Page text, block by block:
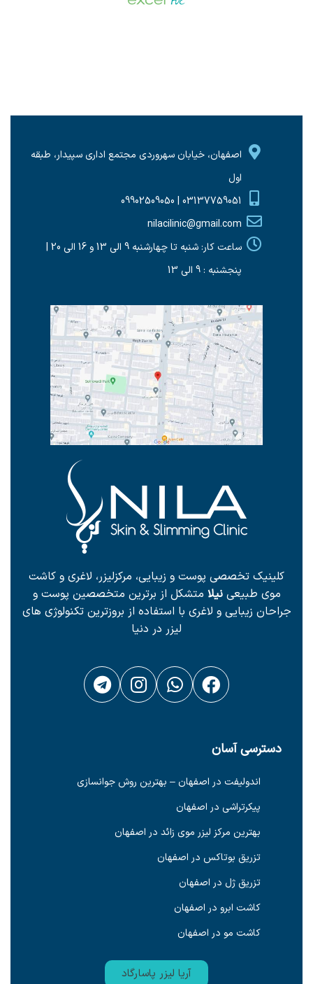
اصفهان، خیابان سهروردی مجتمع اداری سپیدار، طبقه
اول
03137759051 | 09902509050
nilacilinic@gmail.com
ساعت کار: شنبه تا چهارشنبه 9 الی 13 و 16 الی 20 |
پنجشنبه : 9 الی 13
کلینیک تخصصی پوست و زیبایی، مرکزلیزر، لاغری و کاشت
موی طبیعینیلا متشکل از برترین متخصصین پوست و
جراحان زیبایی و لاغری با استفاده از بروزترین تکنولوژی های
لیزر در دنیا
دسترسی آسان
اندولیفت در اصفهان – بهترین روش جوانسازی
پیکرتراشی در اصفهان
بهترین مرکز لیزر موی زائد در اصفهان
تزریق بوتاکس در اصفهان
تزریق ژل در اصفهان
کاشت ابرو در اصفهان
کاشت مو در اصفهان
آریا لیزر پاسارگاد